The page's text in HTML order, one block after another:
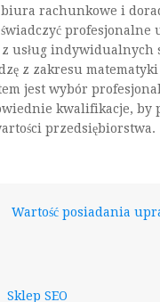
rachunkowe i
profesjonalne
usług indywidualnych
z zakresu
jest wybór
kwalifikacje, by
przedsiębiorstwa.
Wartość posiadania
Sklep SEO